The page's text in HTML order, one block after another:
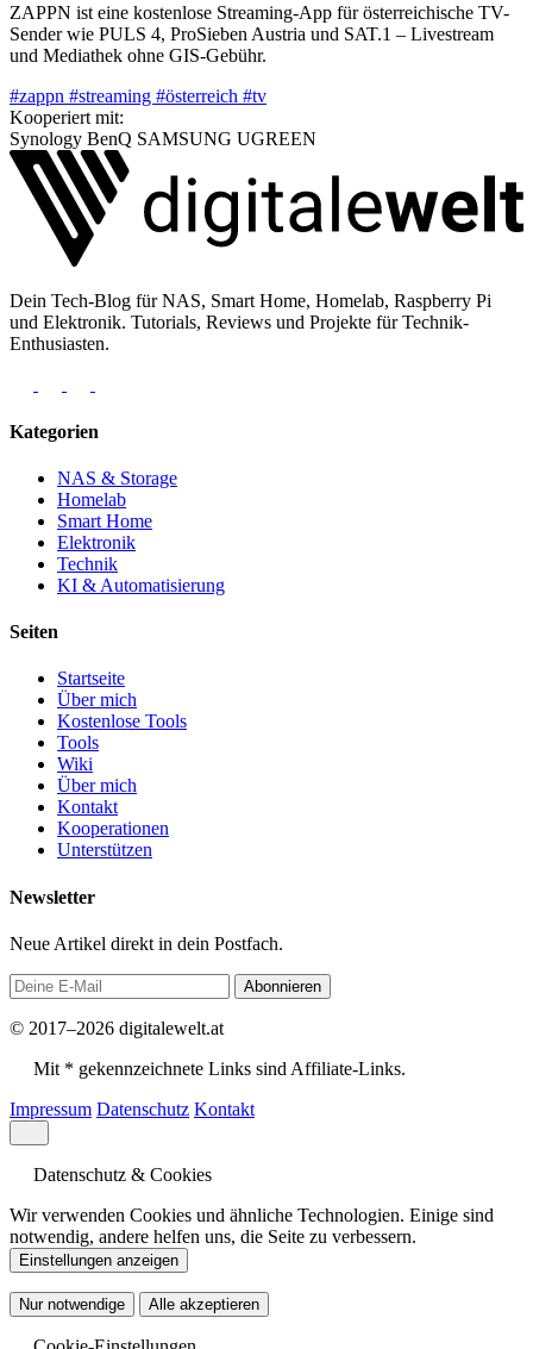
ZAPPN ist eine kostenlose Streaming-App für österreichische TV-
Sender wie PULS 4, ProSieben Austria und SAT.1 – Livestream
und Mediathek ohne GIS-Gebühr.
#zappn #streaming #österreich #tv
Kooperiert mit:
Synology BenQ SAMSUNG UGREEN
Dein Tech-Blog für NAS, Smart Home, Homelab, Raspberry Pi
und Elektronik. Tutorials, Reviews und Projekte für Technik-
Enthusiasten.
Kategorien
NAS & Storage
Homelab
Smart Home
Elektronik
Technik
KI & Automatisierung
Seiten
Startseite
Über mich
Kostenlose Tools
Tools
Wiki
Über mich
Kontakt
Kooperationen
Unterstützen
Newsletter
Neue Artikel direkt in dein Postfach.
Abonnieren
© 2017–2026 digitalewelt.at
Mit * gekennzeichnete Links sind Affiliate-Links.
Impressum Datenschutz Kontakt
Datenschutz & Cookies
Wir verwenden Cookies und ähnliche Technologien. Einige sind
notwendig, andere helfen uns, die Seite zu verbessern.
Einstellungen anzeigen
Nur notwendige Alle akzeptieren